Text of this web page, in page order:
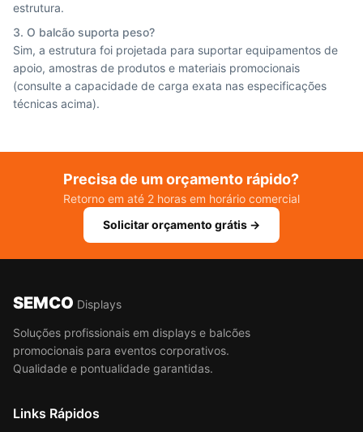
estrutura.
3. O balcão suporta peso?
Sim, a estrutura foi projetada para suportar equipamentos de
apoio, amostras de produtos e materiais promocionais
(consulte a capacidade de carga exata nas especificações
técnicas acima).
Precisa de um orçamento rápido?
Retorno em até 2 horas em horário comercial
Solicitar orçamento grátis →
SEMCO Displays
Soluções profissionais em displays e balcões
promocionais para eventos corporativos.
Qualidade e pontualidade garantidas.
Links Rápidos